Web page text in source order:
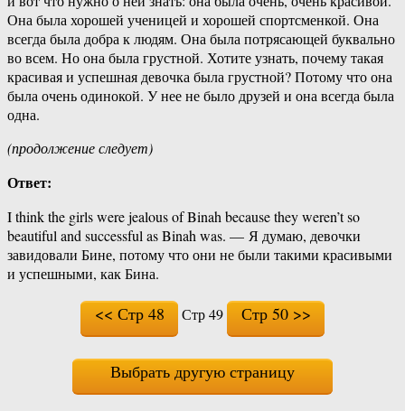
Она была хорошей ученицей и хорошей спортсменкой. Она
всегда была добра к людям. Она была потрясающей буквально
во всем. Но она была грустной. Хотите узнать, почему такая
красивая и успешная девочка была грустной? Потому что она
была очень одинокой. У нее не было друзей и она всегда была
одна.
(продолжение следует)
Ответ:
I think the girls were jealous of Binah because they weren’t so
beautiful and successful as Binah was. — Я думаю, девочки
завидовали Бине, потому что они не были такими красивыми
и успешными, как Бина.
<< Стр 48 Стр 49 Стр 50 >>
Выбрать другую страницу